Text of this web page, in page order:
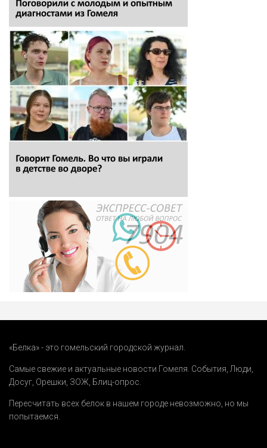
«Белка» - это гомельский городской журнал.
Самые свежие и актуальные новости Гомеля. События,Люди,
Досуг, Орешки, ЗОЖ, Блиц-опрос.
Пересчитать всех белок в нашем городе невозможно, но мы
попытаемся.